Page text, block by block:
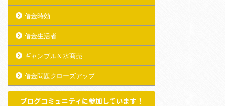
借金時効
借金生活者
ギャンブル＆水商売
借金問題クローズアップ
ブログコミュニティに参加しています！